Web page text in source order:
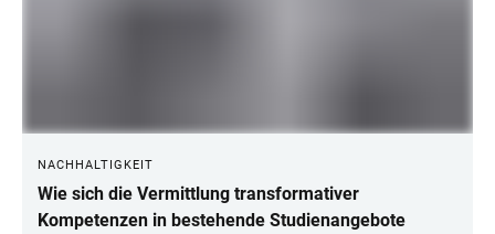
NACHHALTIGKEIT
Wie sich die Vermittlung transformativer
Kompetenzen in bestehende Studienangebote